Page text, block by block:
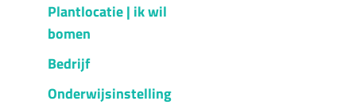
Plantlocatie | ik wil
bomen
Bedrijf
Onderwijsinstelling